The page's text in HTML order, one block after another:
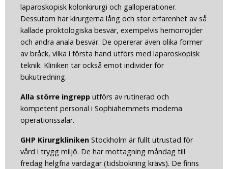
laparoskopisk kolonkirurgi och galloperationer.
Dessutom har kirurgerna lång och stor erfarenhet av så
kallade proktologiska besvär, exempelvis hemorrojder
och andra anala besvär. De opererar även olika former
av bråck, vilka i första hand utförs med laparoskopisk
teknik. Kliniken tar också emot individer för
bukutredning.
Alla större ingrepp utförs av rutinerad och
kompetent personal i Sophiahemmets moderna
operationssalar.
GHP Kirurgkliniken Stockholm är fullt utrustad för
vård i trygg miljö. De har mottagning måndag till
fredag helgfria vardagar (tidsbokning krävs). De finns